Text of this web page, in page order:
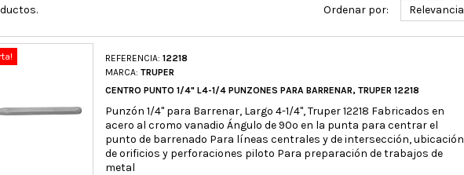
Ordenar por: Relevancia
REFERENCIA: 12218
MARCA: TRUPER
CENTRO PUNTO 1/4" L4-1/4 PUNZONES PARA BARRENAR, TRUPER 12218
Punzón 1/4" para Barrenar, Largo 4-1/4", Truper 12218 Fabricados en
acero al cromo vanadio Ángulo de 90º en la punta para centrar el
punto de barrenado Para líneas centrales y de intersección, ubicación
de orificios y perforaciones piloto Para preparación de trabajos de
metal